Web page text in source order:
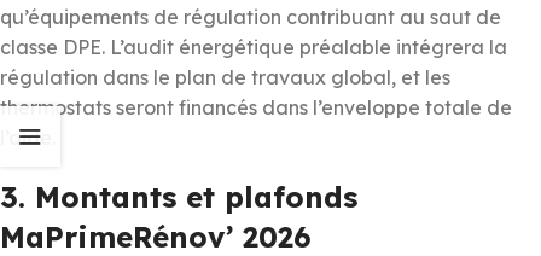
qu’équipements de régulation contribuant au saut de
classe DPE. L’audit énergétique préalable intégrera la
régulation dans le plan de travaux global, et les
thermostats seront financés dans l’enveloppe totale de
l’aide.
3. Montants et plafonds
MaPrimeRénov’ 2026